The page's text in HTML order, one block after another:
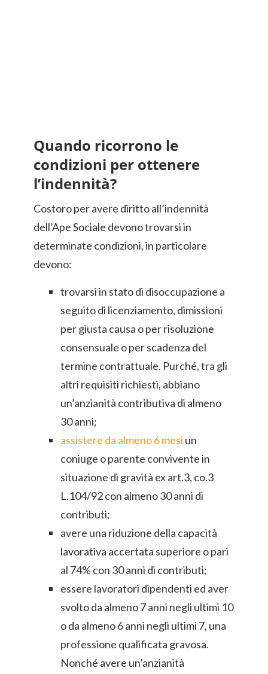
Quando ricorrono le
condizioni per ottenere
l’indennità?
Costoro per avere diritto all’indennità
dell’Ape Sociale devono trovarsi in
determinate condizioni, in particolare
devono:
trovarsi in stato di disoccupazione a
seguito di licenziamento, dimissioni
per giusta causa o per risoluzione
consensuale o per scadenza del
termine contrattuale. Purché, tra gli
altri requisiti richiesti, abbiano
un’anzianità contributiva di almeno
30 anni;
assistere da almeno 6 mesi un
coniuge o parente convivente in
situazione di gravità ex art.3, co.3
L.104/92 con almeno 30 anni di
contributi;
avere una riduzione della capacità
lavorativa accertata superiore o pari
al 74% con 30 anni di contributi;
essere lavoratori dipendenti ed aver
svolto da almeno 7 anni negli ultimi 10
o da almeno 6 anni negli ultimi 7, una
professione qualificata gravosa.
Nonché avere un’anzianità